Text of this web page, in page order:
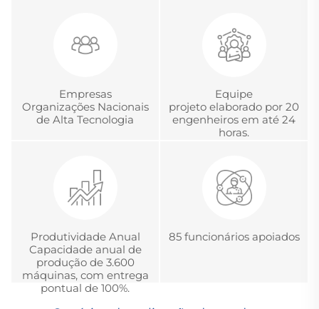
em Metrologia.
Empresas
Organizações Nacionais
de Alta Tecnologia
Equipe
projeto elaborado por 20
engenheiros em até 24
horas.
Produtividade Anual
Capacidade anual de
produção de 3.600
máquinas, com entrega
pontual de 100%.
85 funcionários apoiados